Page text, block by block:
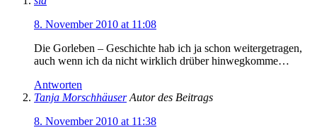
8. November 2010 at 11:08
Die Gorleben – Geschichte hab ich ja schon weitergetragen,
auch wenn ich da nicht wirklich drüber hinwegkomme…
Antworten
Tanja Morschhäuser Autor des Beitrags
8. November 2010 at 11:38